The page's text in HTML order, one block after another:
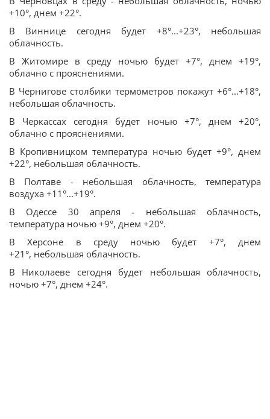
+10°, днем +22°.
В Виннице сегодня будет +8°...+23°, небольшая
облачность.
В Житомире в среду ночью будет +7°, днем +19°,
облачно с прояснениями.
В Чернигове столбики термометров покажут +6°...+18°,
небольшая облачность.
В Черкассах сегодня будет ночью +7°, днем +20°,
облачно с прояснениями.
В Кропивницком температура ночью будет +9°, днем
+22°, небольшая облачность.
В Полтаве - небольшая облачность, температура
воздуха +11°...+19°.
В Одессе 30 апреля - небольшая облачность,
температура ночью +9°, днем +20°.
В Херсоне в среду ночью будет +7°, днем
+21°, небольшая облачность.
В Николаеве сегодня будет небольшая облачность,
ночью +7°, днем +24°.